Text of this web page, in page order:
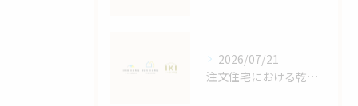
2026/07/21
注文住宅における乾太くんの効果検証